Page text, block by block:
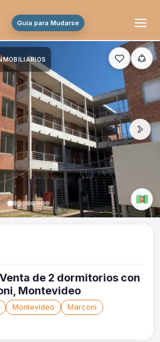
Guia para Mudarse
de 2 dormitorios con
Montevideo
Montevideo Marconi